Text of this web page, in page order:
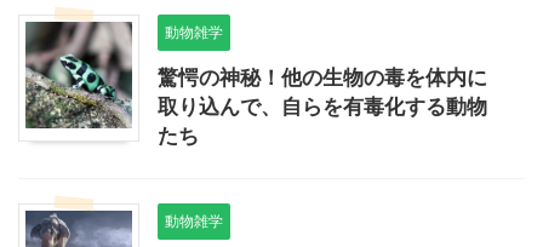
動物雑学
驚愕の神秘！他の生物の毒を体内に
取り込んで、自らを有毒化する動物
たち
動物雑学